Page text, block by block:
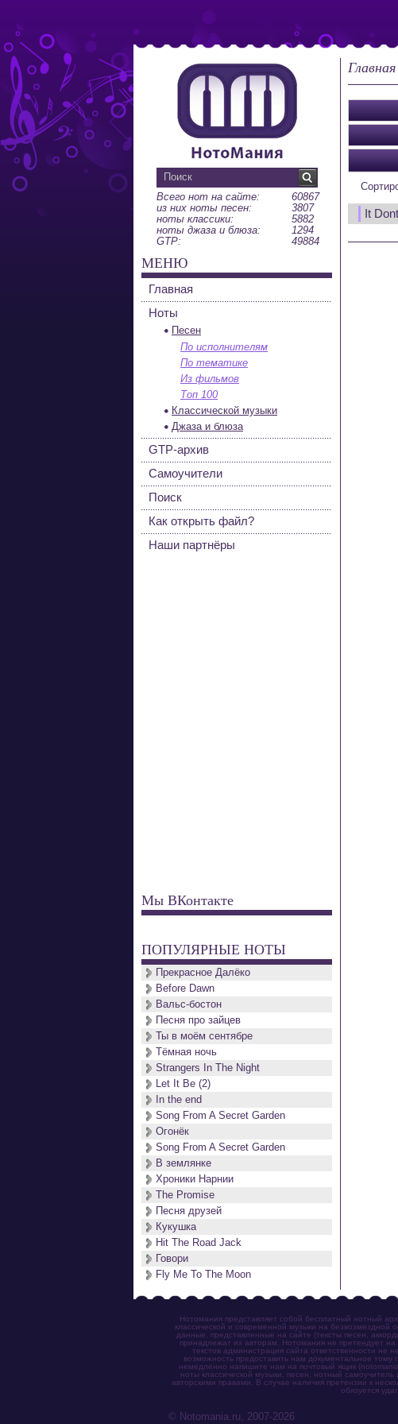
Главная
It
Всего нот на сайте:
60867
из них ноты песен:
3807
ноты классики:
5882
ноты джаза и блюза:
1294
GTP:
49884
МЕНЮ
Главная
Ноты
Песен
По исполнителям
По тематике
Из фильмов
Топ 100
Классической музыки
Джаза и блюза
GTP-архив
Самоучители
Поиск
Как открыть файл?
Наши партнёры
Мы ВКонтакте
ПОПУЛЯРНЫЕ НОТЫ
Прекрасное Далёко
Before Dawn
Вальс-бостон
Песня про зайцев
Ты в моём сентябре
Тёмная ночь
Strangers In The Night
Let It Be (2)
In the end
Song From A Secret Garden
Огонёк
Song From A Secret Garden
В землянке
Хроники Нарнии
The Promise
Песня друзей
Кукушка
Hit The Road Jack
Говори
Fly Me To The Moon
Нотомания представляет собой бесплатный нотный
классической и современной музыки на безвозмездной
данные, представленные на сайте (тексты песен,
принадлежат их авторам. Нотомания не претендует
текстов администрация сайта ответственности
возможность предоставить нам документальное
немедленно напишите нам на почтовый ящик
ноты классической музыки, песен, нотный
авторскими правами. В случае наличия претензии к
обязуется
© Notomania.ru, 2007-2026